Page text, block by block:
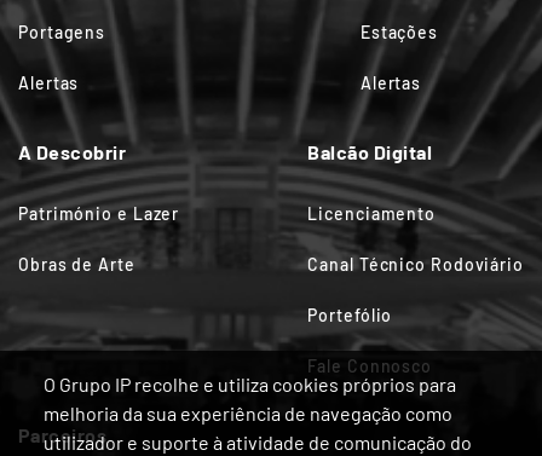
O Grupo IP recolhe e utiliza cookies próprios para
melhoria da sua experiência de navegação como
utilizador e suporte à atividade de comunicação do
Portagens
Alertas
Estações
Alertas
A Descobrir
Património e Lazer
Obras de Arte
Balcão Digital
Licenciamento
Canal Técnico Rodoviário
Portefólio
Fale Connosco
Parceiros